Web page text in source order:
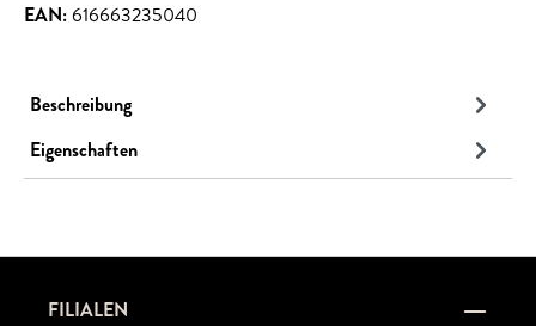
EAN:616663235040
Beschreibung
Eigenschaften
FILIALEN